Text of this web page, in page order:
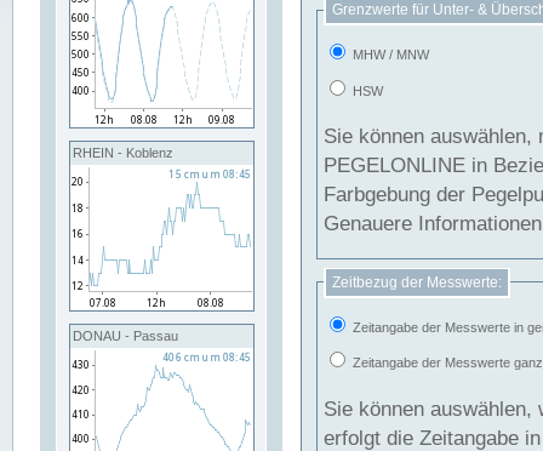
RHEIN - Koblenz
DONAU - Passau
Grenzwerte für Unter- &
MHW / MNW
HSW
Sie können
PEGELONLINE in Beziehung
Farbgebung der
Genauere
Zeitbezug der Messwerte:
Zeitangabe der Messwerte in
Zeitangabe der Messwerte
Sie können auswählen,
erfolgt die Zeitangabe